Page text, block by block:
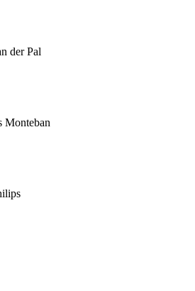
der Pal
Monteban